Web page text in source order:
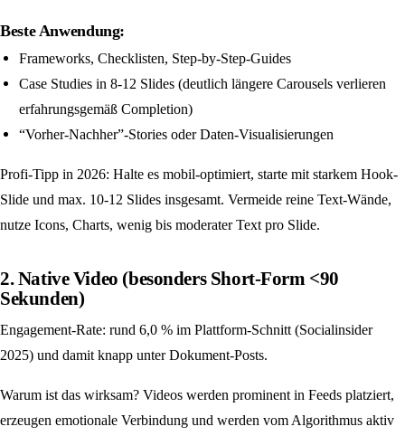
Beste Anwendung:
Frameworks, Checklisten, Step-by-Step-Guides
Case Studies in 8-12 Slides (deutlich längere Carousels verlieren
erfahrungsgemäß Completion)
“Vorher-Nachher”-Stories oder Daten-Visualisierungen
Profi-Tipp in 2026: Halte es mobil-optimiert, starte mit starkem Hook-
Slide und max. 10-12 Slides insgesamt. Vermeide reine Text-Wände,
nutze Icons, Charts, wenig bis moderater Text pro Slide.
2. Native Video (besonders Short-Form <90
Sekunden)
Engagement-Rate: rund 6,0 % im Plattform-Schnitt (Socialinsider
2025) und damit knapp unter Dokument-Posts.
Warum ist das wirksam? Videos werden prominent in Feeds platziert,
erzeugen emotionale Verbindung und werden vom Algorithmus aktiv